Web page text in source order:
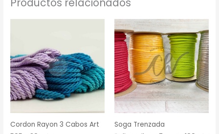
Cordon Rayon 3 Cabos Art
Soga Trenzada